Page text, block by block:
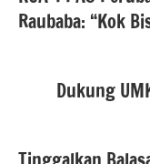
Raubaba: “Kok
Dukung